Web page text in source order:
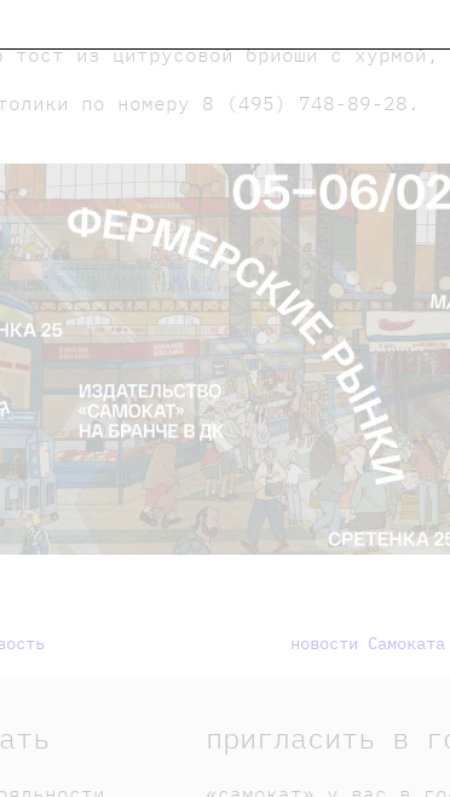
тост из цитрусовой бриоши с хурмой,
по номеру 8 (495) 748-89-28.
новости Самоката
пригласить в